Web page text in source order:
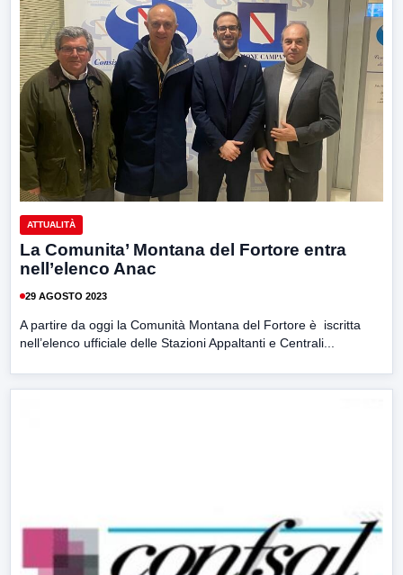
ATTUALITÀ
La Comunita’ Montana del Fortore entra
nell’elenco Anac
29 AGOSTO 2023
A partire da oggi la Comunità Montana del Fortore è iscritta
nell’elenco ufficiale delle Stazioni Appaltanti e Centrali...